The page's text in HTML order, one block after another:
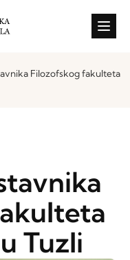
Filozofskog fakulteta
Tuzli